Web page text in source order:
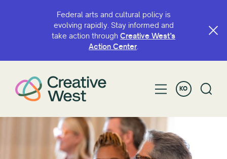
Federal arts and cultural policy is
evolving rapidly. Stay informed and
take action through Creative West’s
Action Center.
KO